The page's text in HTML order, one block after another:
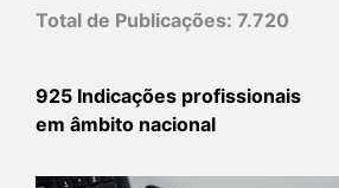
Total de Publicações: 7.720
925 Indicações profissionais
em âmbito nacional